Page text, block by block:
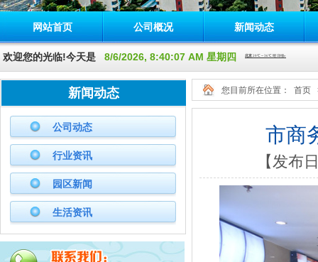
网站首页 公司概况 新闻动态
欢迎您的光临!今天是 8/6/2026, 8:40:08 AM 星期四
新闻动态
公司动态
行业资讯
园区新闻
生活资讯
您目前所在位置： 首页
市商
【发布